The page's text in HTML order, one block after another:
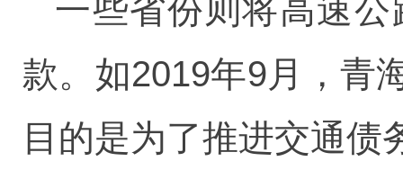
一些省份则将高速
款。如2019年9月，青
目的是为了推进交通债